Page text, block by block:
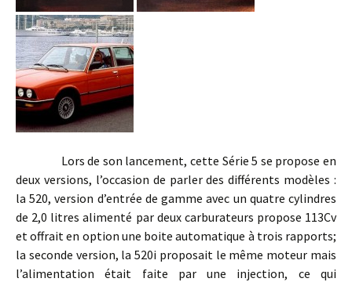
Lors de son lancement, cette Série 5 se propose en
deux versions, l’occasion de parler des différents modèles :
la 520, version d’entrée de gamme avec un quatre cylindres
de 2,0 litres alimenté par deux carburateurs propose 113Cv
et offrait en option une boite automatique à trois rapports;
la seconde version, la 520i proposait le même moteur mais
l’alimentation était faite par une injection, ce qui